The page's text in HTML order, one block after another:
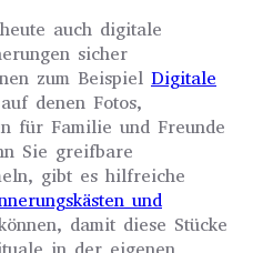
auch digitale
sicher
zum Beispiel Digitale
denen Fotos,
für Familie und Freunde
Sie greifbare
gibt es hilfreiche
und
damit diese Stücke